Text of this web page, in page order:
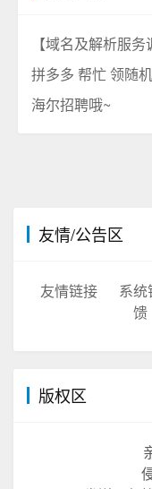
【域名及解析服
拼多多 帮忙 领随
海尔招聘哦~
友情/公告区
友情链接 系统
馈
版权区